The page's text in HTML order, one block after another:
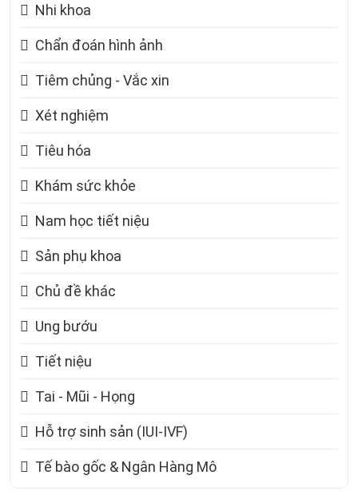
Nhi khoa
Chẩn đoán hình ảnh
Tiêm chủng - Vắc xin
Xét nghiệm
Tiêu hóa
Khám sức khỏe
Nam học tiết niệu
Sản phụ khoa
Chủ đề khác
Ung bướu
Tiết niệu
Tai - Mũi - Họng
Hỗ trợ sinh sản (IUI-IVF)
Tế bào gốc & Ngân Hàng Mô